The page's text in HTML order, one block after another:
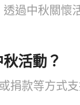
過中秋關懷
活動？
捐款等方式